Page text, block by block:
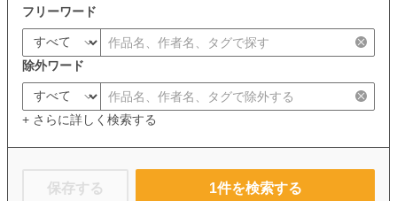
フリーワード
除外ワード
+ さらに詳しく検索する
保存する 1件を検索する